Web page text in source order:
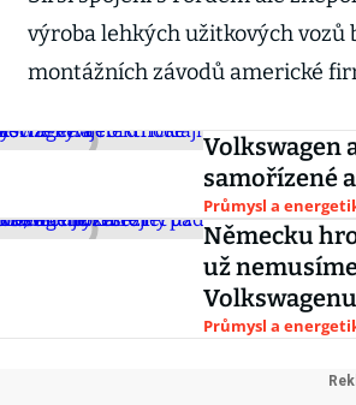
výroba lehkých užitkových
montážních závodů americké
Volkswagen
samořízené
Průmysl a
Německu
už
Volkswagenu
Průmysl a